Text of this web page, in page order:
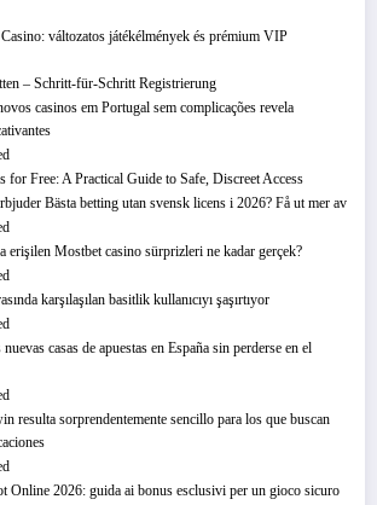
változatos játékélmények és prémium VIP
– Schritt‑für‑Schritt Registrierung
casinos em Portugal sem complicações revela
for Free: A Practical Guide to Safe, Discreet Access
Bästa betting utan svensk licens i 2026? Få ut mer av
erişilen Mostbet casino sürprizleri ne kadar gerçek?
karşılaşılan basitlik kullanıcıyı şaşırtıyor
casas de apuestas en España sin perderse en el
resulta sorprendentemente sencillo para los que buscan
Online 2026: guida ai bonus esclusivi per un gioco sicuro